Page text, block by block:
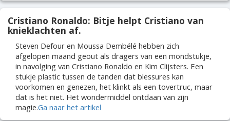
Cristiano Ronaldo: Bitje helpt Cristiano van
knieklachten af.
Steven Defour en Moussa Dembélé hebben zich
afgelopen maand geout als dragers van een mondstukje,
in navolging van Cristiano Ronaldo en Kim Clijsters. Een
stukje plastic tussen de tanden dat blessures kan
voorkomen en genezen, het klinkt als een tovertruc, maar
dat is het niet. Het wondermiddel ontdaan van zijn
magie.Ga naar het artikel